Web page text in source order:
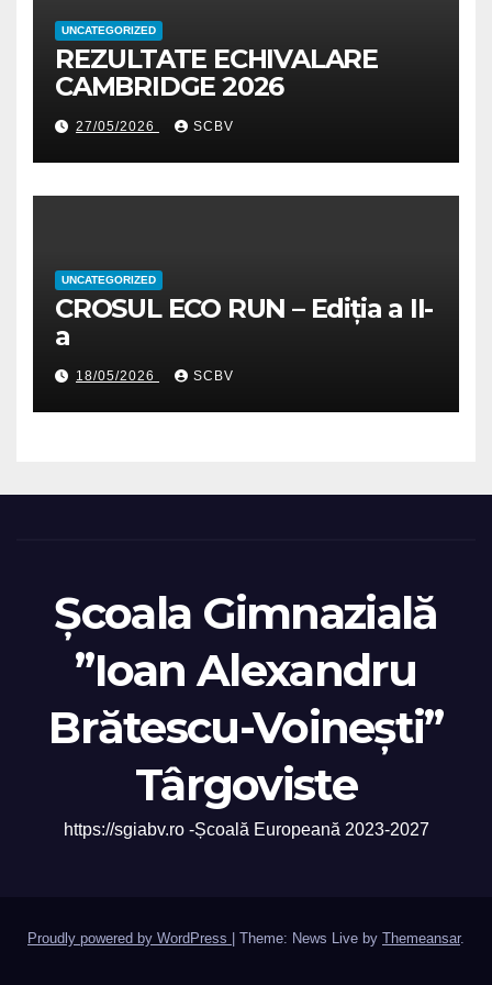
UNCATEGORIZED
REZULTATE ECHIVALARE
CAMBRIDGE 2026
27/05/2026 SCBV
UNCATEGORIZED
CROSUL ECO RUN – Ediția a II-
a
18/05/2026 SCBV
Școala Gimnazială
”Ioan Alexandru
Brătescu-Voinești”
Târgoviste
https://sgiabv.ro -Școală Europeană 2023-2027
Proudly powered by WordPress Theme: News Live by Themeansar.